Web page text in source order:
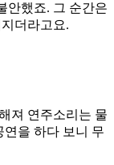
안했죠. 그 순간은
더라고요.
져 연주소리는 물
연을 하다 보니 무